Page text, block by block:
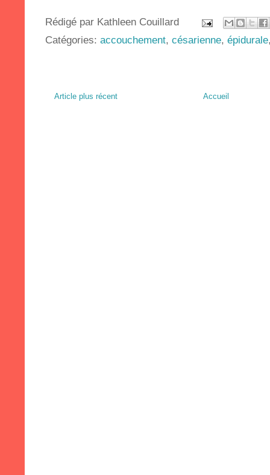
Rédigé par Kathleen Couillard
Catégories: accouchement, césarienne, épidurale
Article plus récent Accueil